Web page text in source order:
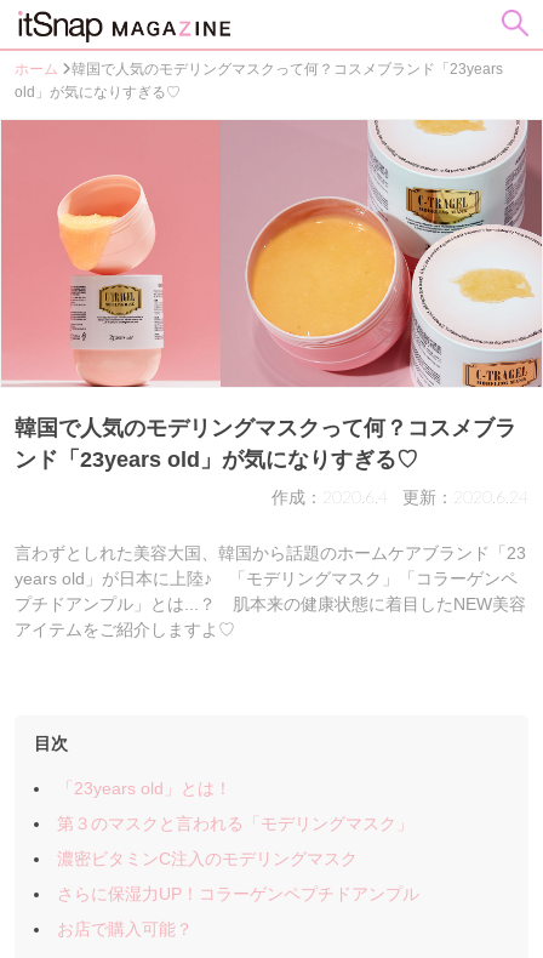
ホーム
韓国で人気のモデリングマスクって何？コスメブランド「23years
old」が気になりすぎる♡
韓国で人気のモデリングマスクって何？コスメブラ
ンド「23years old」が気になりすぎる♡
作成：2020.6.4 更新：2020.6.24
言わずとしれた美容大国、韓国から話題のホームケアブランド「23
years old」が日本に上陸♪ 「モデリングマスク」「コラーゲンペ
プチドアンプル」とは...？ 肌本来の健康状態に着目したNEW美容
アイテムをご紹介しますよ♡
目次
「23years old」とは！
第３のマスクと言われる「モデリングマスク」
濃密ビタミンC注入のモデリングマスク
さらに保湿力UP！コラーゲンペプチドアンプル
お店で購入可能？